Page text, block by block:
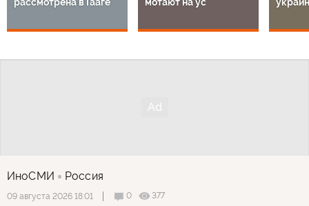
ИноСМИ Россия
09 августа 2026 18:01 0
377